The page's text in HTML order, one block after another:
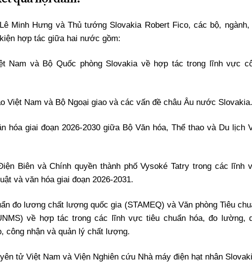
Minh Hưng và Thủ tướng Slovakia Robert Fico, các bộ,
hợp tác giữa hai nước gồm:
Nam và Bộ Quốc phòng Slovakia về hợp tác trong lĩnh vực
Việt Nam và Bộ Ngoại giao và các vấn đề châu Âu nước
hóa giai đoạn 2026-2030 giữa Bộ Văn hóa, Thể thao và Du lịch
Biên và Chính quyền thành phố Vysoké Tatry trong các lĩnh
và văn hóa giai đoạn 2026-2031.
đo lương chất lượng quốc gia (STAMEQ) và Văn phòng Tiêu
về hợp tác trong các lĩnh vực tiêu chuẩn hóa, đo lường,
công nhận và quản lý chất lượng.
tử Việt Nam và Viện Nghiên cứu Nhà máy điện hạt nhân